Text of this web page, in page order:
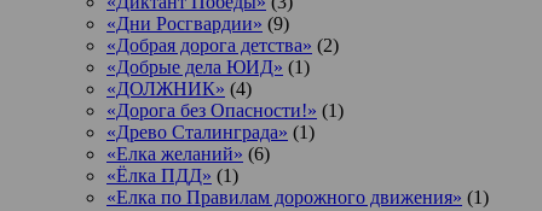
«Дни Росгвардии» (9)
«Добрая дорога детства» (2)
«Добрые дела ЮИД» (1)
«ДОЛЖНИК» (4)
«Дорога без Опасности!» (1)
«Древо Сталинграда» (1)
«Елка желаний» (6)
«Ёлка ПДД» (1)
«Елка по Правилам дорожного движения» (1)